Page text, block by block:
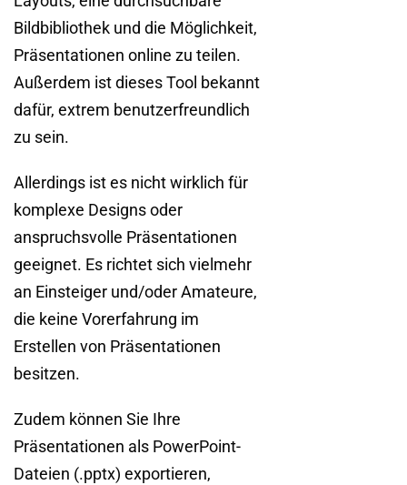
Bildbibliothek und die Möglichkeit,
Präsentationen online zu teilen.
Außerdem ist dieses Tool bekannt
dafür, extrem benutzerfreundlich
zu sein.
Allerdings ist es nicht wirklich für
komplexe Designs oder
anspruchsvolle Präsentationen
geeignet. Es richtet sich vielmehr
an Einsteiger und/oder Amateure,
die keine Vorerfahrung im
Erstellen von Präsentationen
besitzen.
Zudem können Sie Ihre
Präsentationen als PowerPoint-
Dateien (.pptx) exportieren,